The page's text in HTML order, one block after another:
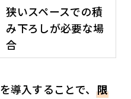
狭いスペースでの積
み下ろしが必要な場
合
を導入することで、限